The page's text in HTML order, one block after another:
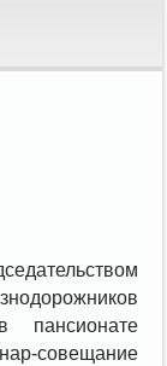
пансионате
совещание